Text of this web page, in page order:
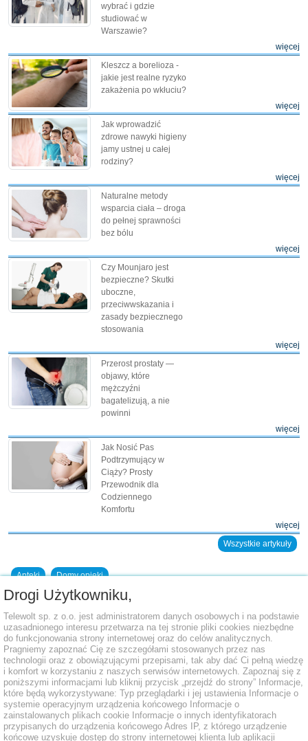
wybrać i gdzie
studiować w
Warszawie?
więcej
Kleszcz a borelioza -
jakie jest realne ryzyko
zakażenia po wkłuciu?
więcej
Jak wprowadzić
zdrowe nawyki higieny
jamy ustnej u całej
rodziny?
więcej
Naturalne metody
wsparcia ciała – droga
do pełnej sprawności
bez bólu
więcej
Czy Mounjaro jest
bezpieczne? Skutki
uboczne,
przeciwwskazania i
zasady bezpiecznego
stosowania
więcej
Przerost prostaty —
objawy, które
mężczyźni
bagatelizują, a nie
powinni
więcej
Jak Nosić Pas
Podtrzymujący w
Ciąży? Prosty
Przewodnik dla
Codziennego
Komfortu
więcej
Wszystkie artykuły
Apteki Domy opieki
Dodaj placówkę do bazy
Drogi Użytkowniku,
Telewolt sp. z o.o. jest administratorem danych osobowych i na podstawie
uzasadnionego interesu przetwarza na tej stronie pliki cookies niezbędne
do funkcjonowania strony internetowej oraz do celów analitycznych.
Pragniemy zapoznać Cię ze szczegółami stosowanych przez nas
technologii oraz z obowiązującymi przepisami, tak aby dać Ci pełną wiedzę
i komfort w korzystaniu z naszych serwisów internetowych. Zapoznaj się z
poniższymi informacjami lub kliknij przycisk „przejdź do strony” Informacje,
które będą wykorzystywane: Typ przeglądarki i jej ustawienia Informacje o
systemie operacyjnym urządzenia końcowego Informacje o
zainstalowanych plikach cookie Informacje o innych identyfikatorach
przypisanych do urządzenia końcowego Adres IP, z którego urządzenie
końcowe uzyskuje dostęp do strony internetowej klienta lub aplikacji